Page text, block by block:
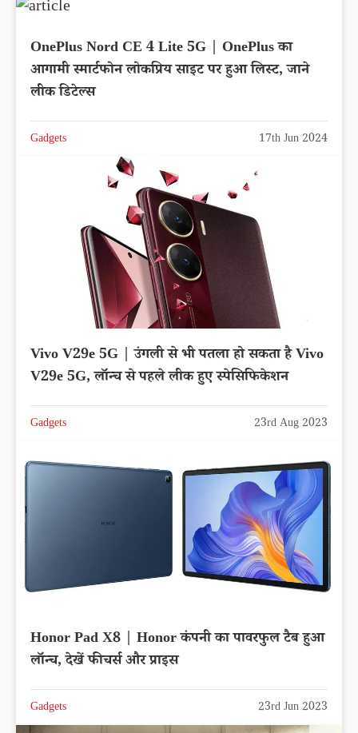
OnePlus Nord CE 4 Lite 5G | OnePlus का
आगामी स्मार्टफोन लोकप्रिय साइट पर हुआ लिस्ट, जाने
लीक डिटेल्स
Gadgets 17th Jun 2024
Vivo V29e 5G | उंगली से भी पतला हो सकता है Vivo
V29e 5G, लॉन्च से पहले लीक हुए स्पेसिफिकेशन
Gadgets 23rd Aug 2023
Honor Pad X8 | Honor कंपनी का पावरफुल टैब हुआ
लॉन्च, देखें फीचर्स और प्राइस
Gadgets 23rd Jun 2023